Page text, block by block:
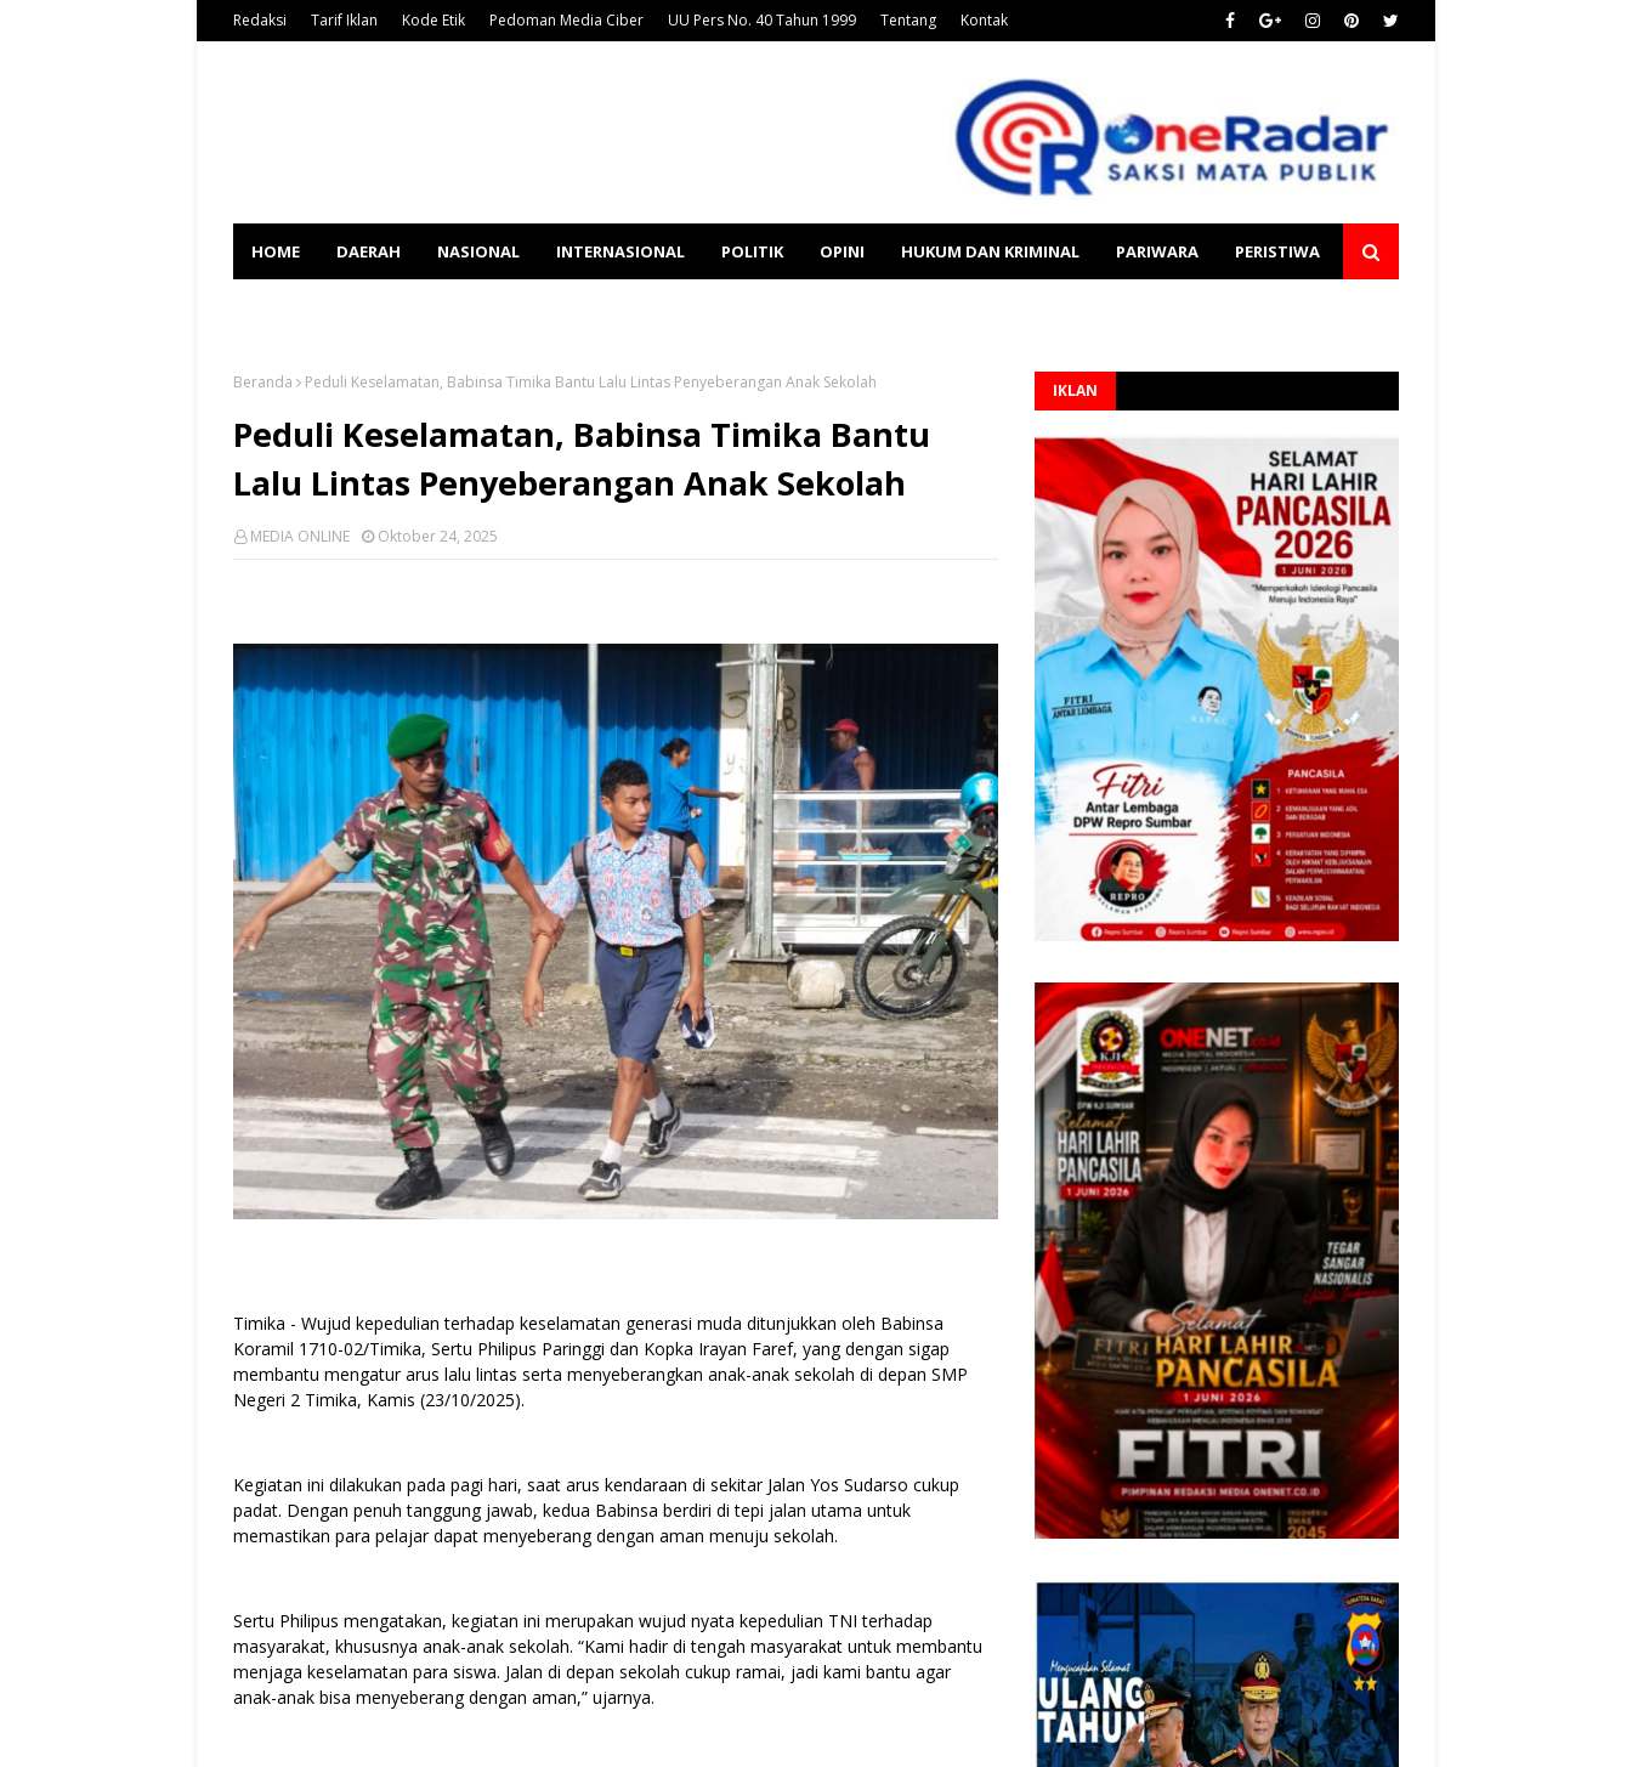
Redaksi Tarif Iklan Kode Etik Pedoman Media Ciber UU Pers No. 40 Tahun 1999 Tentang Kontak
HOME DAERAH NASIONAL INTERNASIONAL POLITIK OPINI HUKUM DAN KRIMINAL PARIWARA PERISTIWA
Beranda Peduli Keselamatan, Babinsa Timika Bantu Lalu Lintas Penyeberangan Anak Sekolah
Peduli Keselamatan, Babinsa Timika Bantu
Lalu Lintas Penyeberangan Anak Sekolah
MEDIA ONLINE Oktober 24, 2025
Timika - Wujud kepedulian terhadap keselamatan generasi muda ditunjukkan oleh Babinsa
Koramil 1710-02/Timika, Sertu Philipus Paringgi dan Kopka Irayan Faref, yang dengan sigap
membantu mengatur arus lalu lintas serta menyeberangkan anak-anak sekolah di depan SMP
Negeri 2 Timika, Kamis (23/10/2025).
Kegiatan ini dilakukan pada pagi hari, saat arus kendaraan di sekitar Jalan Yos Sudarso cukup
padat. Dengan penuh tanggung jawab, kedua Babinsa berdiri di tepi jalan utama untuk
memastikan para pelajar dapat menyeberang dengan aman menuju sekolah.
Sertu Philipus mengatakan, kegiatan ini merupakan wujud nyata kepedulian TNI terhadap
masyarakat, khususnya anak-anak sekolah. “Kami hadir di tengah masyarakat untuk membantu
menjaga keselamatan para siswa. Jalan di depan sekolah cukup ramai, jadi kami bantu agar
anak-anak bisa menyeberang dengan aman,” ujarnya.
IKLAN